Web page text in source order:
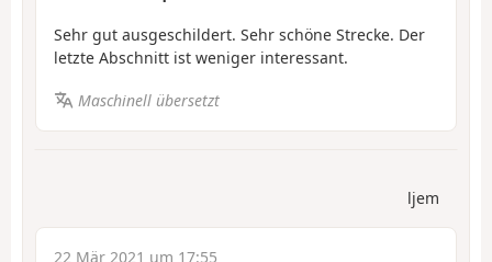
Sehr gut ausgeschildert. Sehr schöne Strecke. Der
letzte Abschnitt ist weniger interessant.
Maschinell übersetzt
ljem
22 Mär 2021 um 17:55